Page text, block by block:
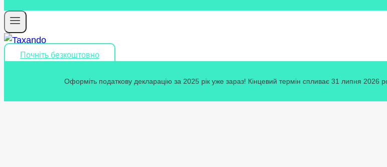
Почніть безкоштовно
Оформіть податкову декларацію за 2025 рік уже зараз! Кінцевий термін спливає 31 липня 2026